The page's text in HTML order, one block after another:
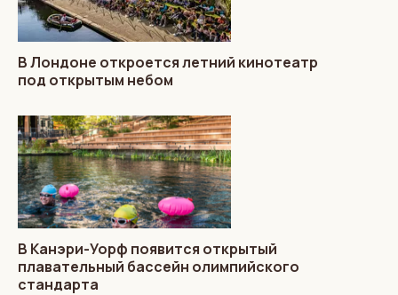
В Лондоне откроется летний кинотеатр
под открытым небом
В Канэри-Уорф появится открытый
плавательный бассейн олимпийского
стандарта